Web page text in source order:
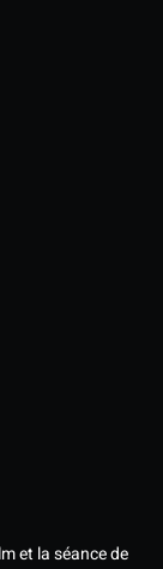
et la séance de